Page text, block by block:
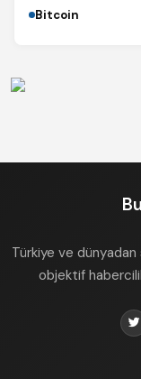
Bitcoin
Türkiye ve
objektif